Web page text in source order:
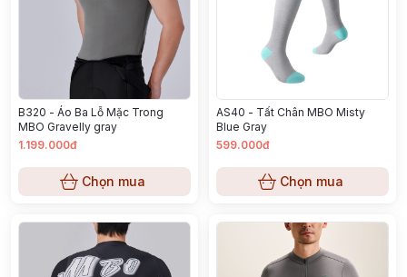
B320 - Áo Ba Lỗ Mặc Trong
MBO Gravelly gray
1.199.000đ
Chọn mua
AS40 - Tất Chân MBO Misty
Blue Gray
599.000đ
Chọn mua